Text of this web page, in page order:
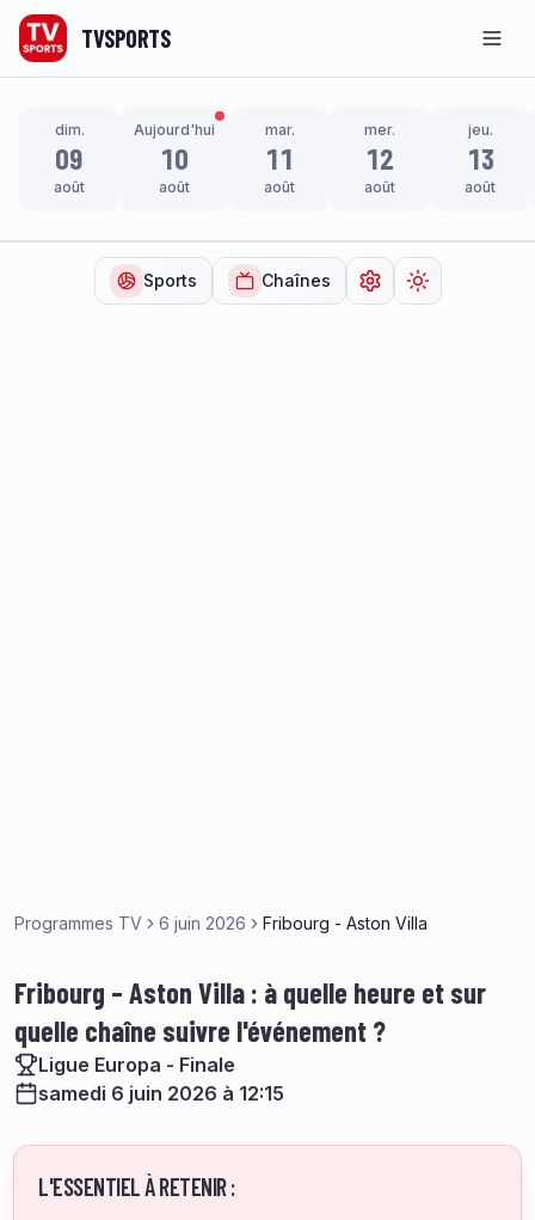
TVSPORTS
dim.
09
août
Aujourd'hui
10
août
mar.
11
août
mer.
12
août
jeu.
13
août
Sports Chaînes Ouvrir lesChanger de
Programmes TV 6 juin 2026 Fribourg - Aston Villa
Fribourg – Aston Villa : à quelle heure et sur
quelle chaîne suivre l'événement ?
Ligue Europa - Finale
samedi 6 juin 2026 à 12:15
L'ESSENTIEL À RETENIR :